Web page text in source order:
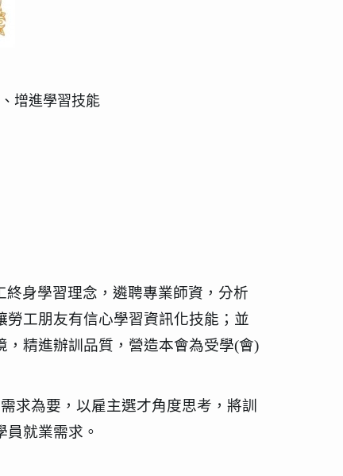
增進學習技能
身學習理念，遴聘專業師資，分析
工朋友有信心學習資訊化技能；並
精進辦訓品質，營造本會為受學(會)
求為要，以雇主選才角度思考，將訓
就業需求。